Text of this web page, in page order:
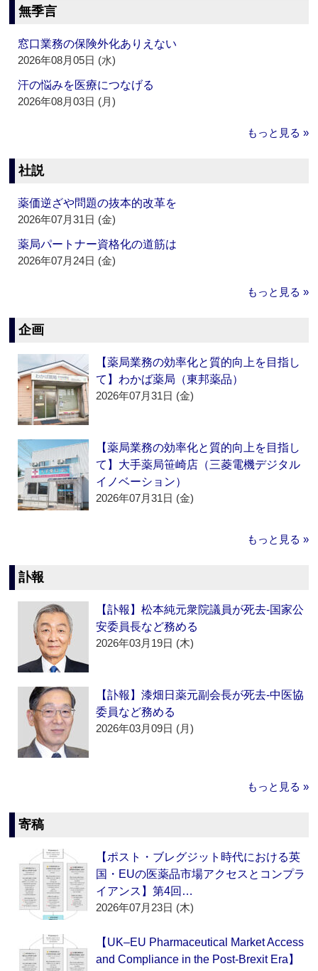
無季言
窓口業務の保険外化ありえない
2026年08月05日 (水)
汗の悩みを医療につなげる
2026年08月03日 (月)
もっと見る »
社説
薬価逆ざや問題の抜本的改革を
2026年07月31日 (金)
薬局パートナー資格化の道筋は
2026年07月24日 (金)
もっと見る »
企画
【薬局業務の効率化と質的向上を目指し
て】わかば薬局（東邦薬品）
2026年07月31日 (金)
【薬局業務の効率化と質的向上を目指し
て】大手薬局笹崎店（三菱電機デジタル
イノベーション）
2026年07月31日 (金)
もっと見る »
訃報
【訃報】松本純元衆院議員が死去‐国家公
安委員長など務める
2026年03月19日 (木)
【訃報】漆畑日薬元副会長が死去‐中医協
委員など務める
2026年03月09日 (月)
もっと見る »
寄稿
【ポスト・ブレグジット時代における英
国・EUの医薬品市場アクセスとコンプラ
イアンス】第4回…
2026年07月23日 (木)
【UK–EU Pharmaceutical Market Access
and Compliance in the Post-Brexit Era】